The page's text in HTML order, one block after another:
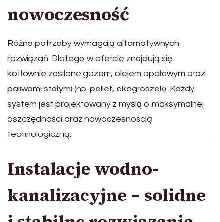
nowoczesność
Różne potrzeby wymagają alternatywnych
rozwiązań. Dlatego w ofercie znajdują się
kotłownie zasilane gazem, olejem opałowym oraz
paliwami stałymi (np. pellet, ekogroszek). Każdy
system jest projektowany z myślą o maksymalnej
oszczędności oraz nowoczesnością
technologiczną.
Instalacje wodno-
kanalizacyjne – solidne